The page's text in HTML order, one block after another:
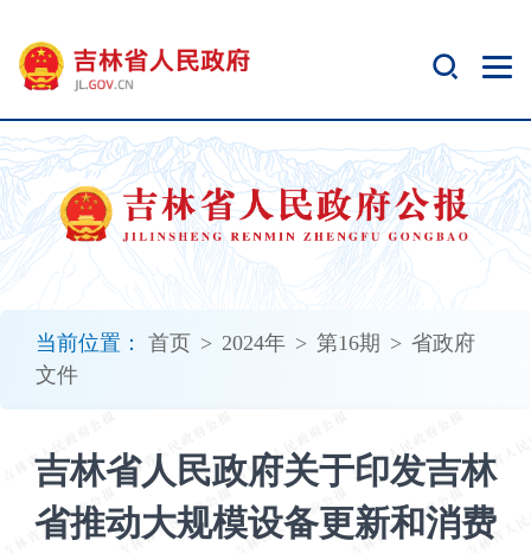
当前位置： 首页 > 2024年 > 第16期 > 省政府
文件
吉林省人民政府关于印发吉林
省推动大规模设备更新和消费
开
无
障
碍
说
明
加